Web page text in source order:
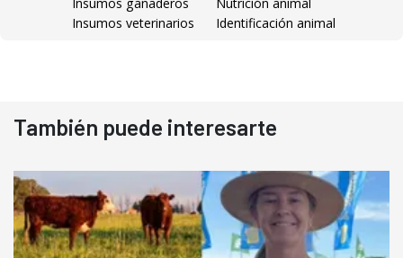
Insumos veterinarios
Identificación animal
También puede interesarte